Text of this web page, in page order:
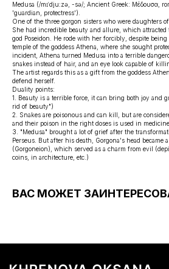
Medusa (/mɪˈdjuːzə, -sə/; Ancient Greek: Μέδουσα,
'guardian, protectress').
One of the three gorgon sisters who were daughters
She had incredible beauty and allure, which attracted
god Poseidon. He rode with her forcibly, despite
temple of the goddess Athena, where she sought
incident, Athena turned Medusa into a terrible
snakes instead of hair, and an eye look capable of
The artist regards this as a gift from the goddess
defend herself.
Duality points:
1. Beauty is a terrible force, it can bring both joy and
rid of beauty")
2. Snakes are poisonous and can kill, but are
and their poison in the right doses is used in
3. "Medusa" brought a lot of grief after the
Perseus. But after his death, Gorgona's head became
(Gorgoneion), which served as a charm from evil
coins, in architecture, etc.)
ВАС МОЖЕТ
INSTAGRAM
TELEGRAM
+ 7 916 228 38 36
KHOKSANA.ART@GMAIL.COM
Подписываясь на рассылку вы соглашаетесь с
нашейполитикой конфиденциальности
ПОДПИШИСЬ НА РАССЫЛKУ И ПОЛУЧИ ПРОМОКОД
НА КОМПЛЕКТ ОТКРЫТОК В ПОДАРОК К ЗАКАЗУ
© Хренова Оксана Владимировна 2025